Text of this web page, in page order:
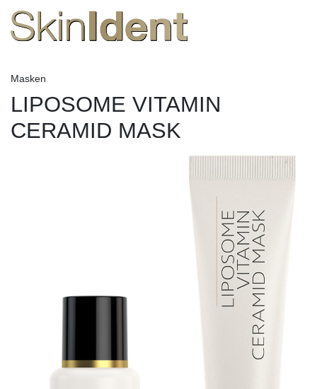
Masken
LIPOSOME VITAMIN
CERAMID MASK